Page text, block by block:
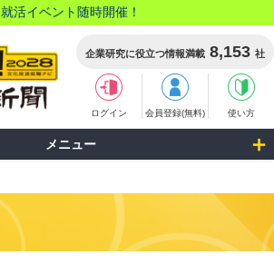
就活イベント随時開催！
企業研究に役立つ情報満載 8,153 社
ログイン 会員登録(無料) 使い方
メニュー